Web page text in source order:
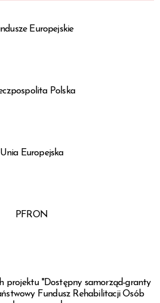
projektu "Dostępny samorząd-granty
Fundusz Rehabilitacji Osób